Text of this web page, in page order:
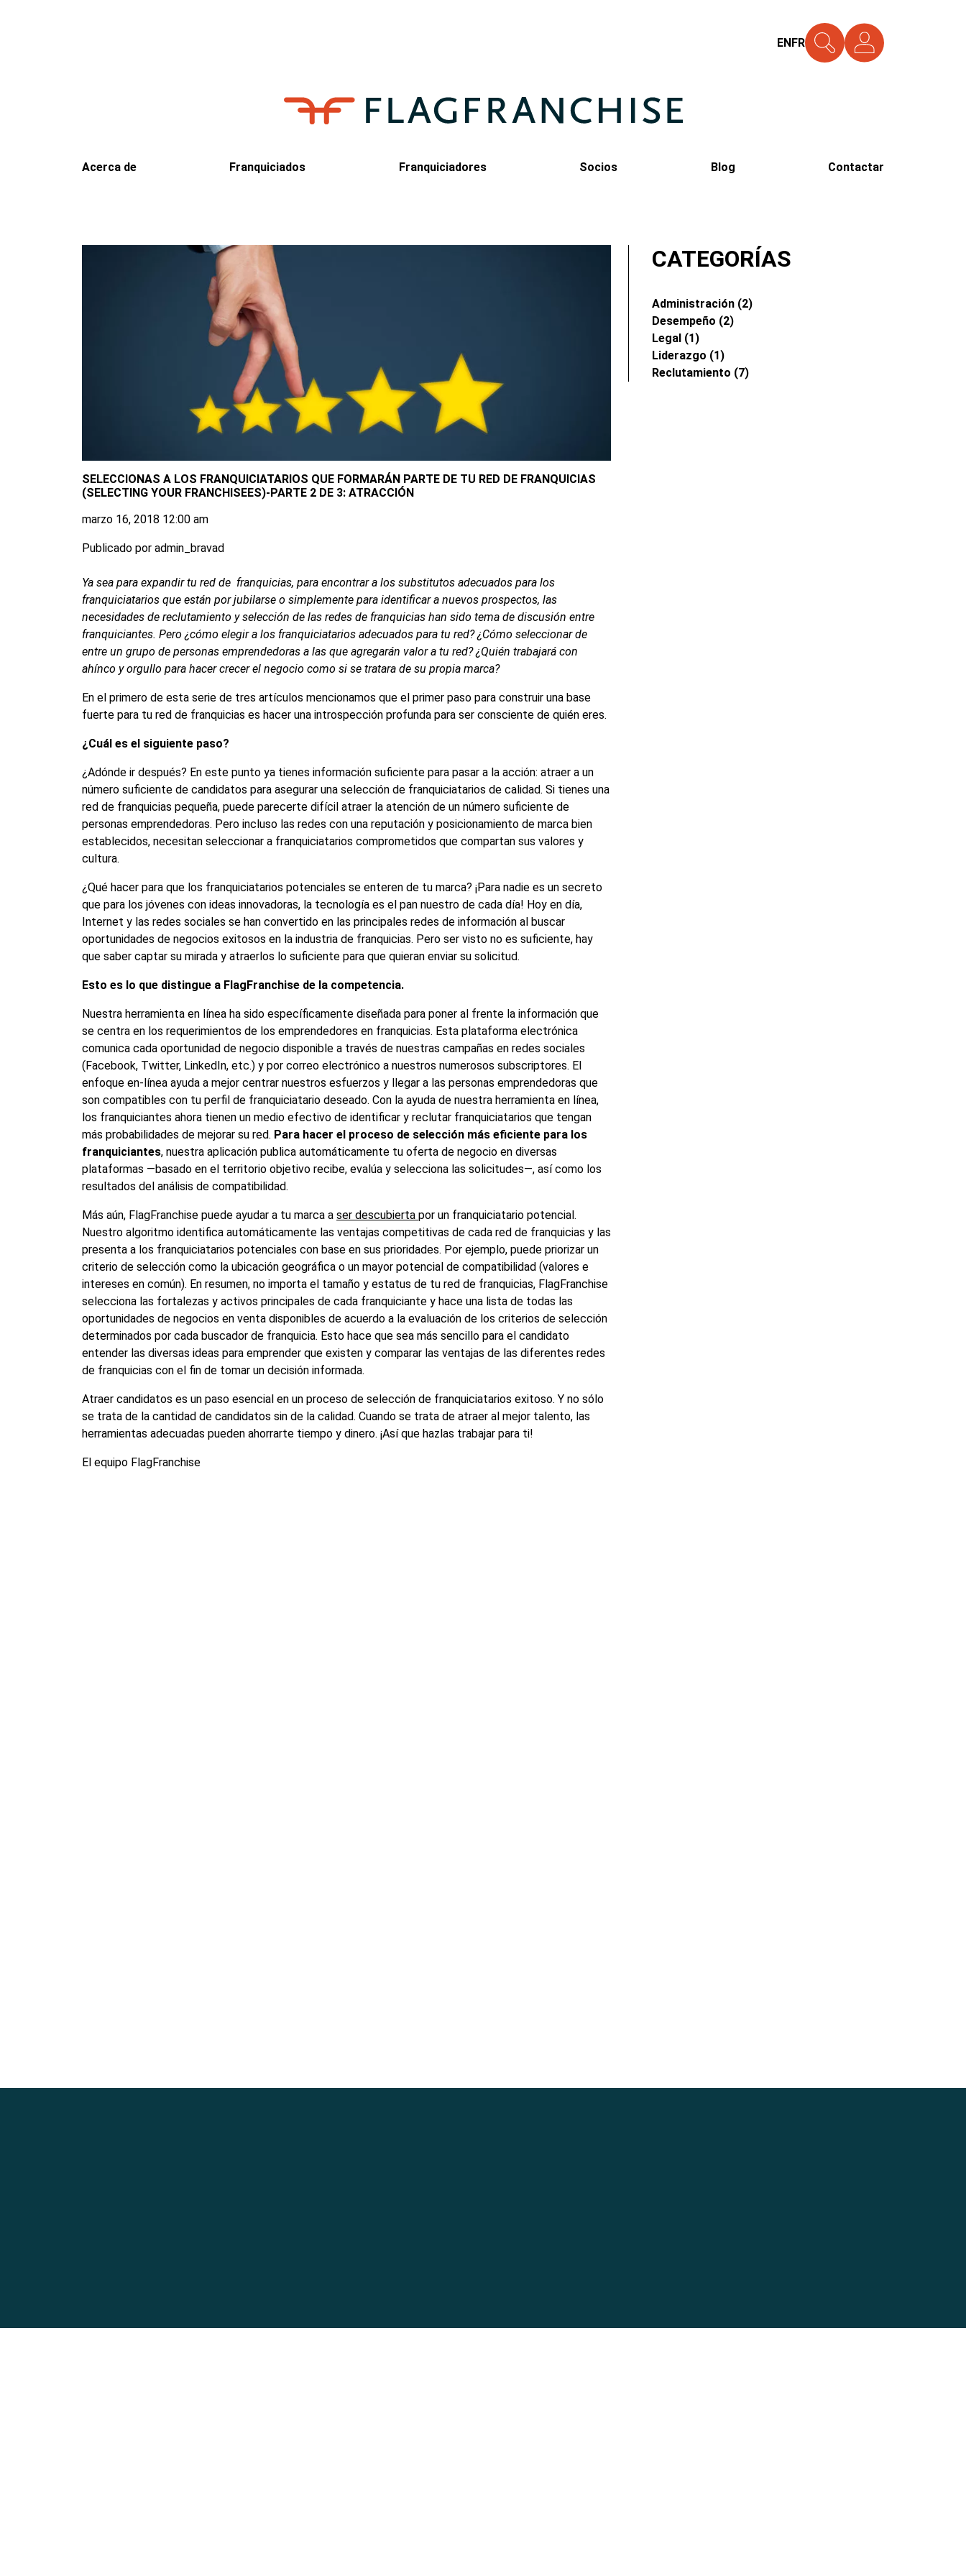
ENFR
Acerca de Franquiciados Franquiciadores Socios Blog Contactar
SELECCIONAS A LOS FRANQUICIATARIOS QUE FORMARÁN PARTE DE TU RED DE FRANQUICIAS
(SELECTING YOUR FRANCHISEES)-PARTE 2 DE 3: ATRACCIÓN
marzo 16, 2018 12:00 am
Publicado por admin_bravad
Ya sea para expandir tu red de franquicias, para encontrar a los substitutos adecuados para los
franquiciatarios que están por jubilarse o simplemente para identificar a nuevos prospectos, las
necesidades de reclutamiento y selección de las redes de franquicias han sido tema de discusión entre
franquiciantes. Pero ¿cómo elegir a los franquiciatarios adecuados para tu red? ¿Cómo seleccionar de
entre un grupo de personas emprendedoras a las que agregarán valor a tu red? ¿Quién trabajará con
ahínco y orgullo para hacer crecer el negocio como si se tratara de su propia marca?
En el primero de esta serie de tres artículos mencionamos que el primer paso para construir una base
fuerte para tu red de franquicias es hacer una introspección profunda para ser consciente de quién eres.
¿Cuál es el siguiente paso?
¿Adónde ir después? En este punto ya tienes información suficiente para pasar a la acción: atraer a un
número suficiente de candidatos para asegurar una selección de franquiciatarios de calidad. Si tienes una
red de franquicias pequeña, puede parecerte difícil atraer la atención de un número suficiente de
personas emprendedoras. Pero incluso las redes con una reputación y posicionamiento de marca bien
establecidos, necesitan seleccionar a franquiciatarios comprometidos que compartan sus valores y
cultura.
¿Qué hacer para que los franquiciatarios potenciales se enteren de tu marca? ¡Para nadie es un secreto
que para los jóvenes con ideas innovadoras, la tecnología es el pan nuestro de cada día! Hoy en día,
Internet y las redes sociales se han convertido en las principales redes de información al buscar
oportunidades de negocios exitosos en la industria de franquicias. Pero ser visto no es suficiente, hay
que saber captar su mirada y atraerlos lo suficiente para que quieran enviar su solicitud.
Esto es lo que distingue a FlagFranchise de la competencia.
Nuestra herramienta en línea ha sido específicamente diseñada para poner al frente la información que
se centra en los requerimientos de los emprendedores en franquicias. Esta plataforma electrónica
comunica cada oportunidad de negocio disponible a través de nuestras campañas en redes sociales
(Facebook, Twitter, LinkedIn, etc.) y por correo electrónico a nuestros numerosos subscriptores. El
enfoque en-línea ayuda a mejor centrar nuestros esfuerzos y llegar a las personas emprendedoras que
son compatibles con tu perfil de franquiciatario deseado. Con la ayuda de nuestra herramienta en línea,
los franquiciantes ahora tienen un medio efectivo de identificar y reclutar franquiciatarios que tengan
más probabilidades de mejorar su red. Para hacer el proceso de selección más eficiente para los
franquiciantes, nuestra aplicación publica automáticamente tu oferta de negocio en diversas
plataformas —basado en el territorio objetivo recibe, evalúa y selecciona las solicitudes—, así como los
resultados del análisis de compatibilidad.
Más aún, FlagFranchise puede ayudar a tu marca a ser descubierta por un franquiciatario potencial.
Nuestro algoritmo identifica automáticamente las ventajas competitivas de cada red de franquicias y las
presenta a los franquiciatarios potenciales con base en sus prioridades. Por ejemplo, puede priorizar un
criterio de selección como la ubicación geográfica o un mayor potencial de compatibilidad (valores e
intereses en común). En resumen, no importa el tamaño y estatus de tu red de franquicias, FlagFranchise
selecciona las fortalezas y activos principales de cada franquiciante y hace una lista de todas las
oportunidades de negocios en venta disponibles de acuerdo a la evaluación de los criterios de selección
determinados por cada buscador de franquicia. Esto hace que sea más sencillo para el candidato
entender las diversas ideas para emprender que existen y comparar las ventajas de las diferentes redes
de franquicias con el fin de tomar un decisión informada.
Atraer candidatos es un paso esencial en un proceso de selección de franquiciatarios exitoso. Y no sólo
se trata de la cantidad de candidatos sin de la calidad. Cuando se trata de atraer al mejor talento, las
herramientas adecuadas pueden ahorrarte tiempo y dinero. ¡Así que hazlas trabajar para ti!
El equipo FlagFranchise
CATEGORÍAS
Administración (2)
Desempeño (2)
Legal (1)
Liderazgo (1)
Reclutamiento (7)